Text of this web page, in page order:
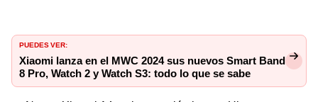
PUEDES VER:
Xiaomi lanza en el MWC 2024 sus nuevos Smart Band
8 Pro, Watch 2 y Watch S3: todo lo que se sabe